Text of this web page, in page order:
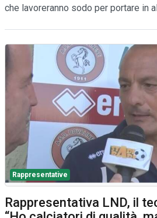
che lavoreranno sodo per portare in
Rappresentative
Rappresentativa LND, il